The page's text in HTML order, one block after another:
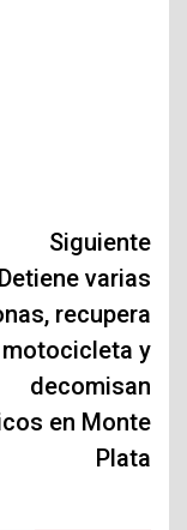
Siguiente
Detiene varias
recupera
motocicleta y
decomisan
en Monte
Plata